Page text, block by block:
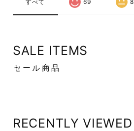
すべて 69 8
SALE ITEMS
セール商品
RECENTLY VIEWED